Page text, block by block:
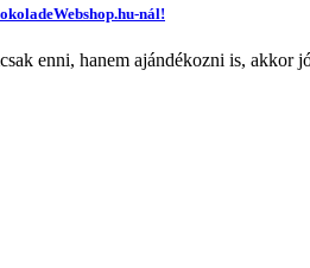
nál!
enni, hanem ajándékozni is, akkor